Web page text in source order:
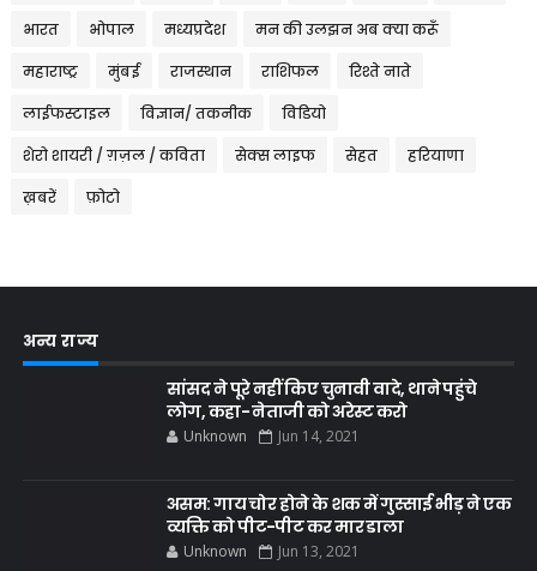
भारत भोपाल मध्यप्रदेश मन की उलझन अब क्या करूँ
महाराष्ट्र मुंबई राजस्थान राशिफल रिश्ते नाते
लाईफस्टाइल विज्ञान/ तकनीक विडियो
शेरो शायरी / ग़ज़ल / कविता सेक्स लाइफ सेहत हरियाणा
ख़बरें फ़ोटो
अन्य राज्य
सांसद ने पूरे नहीं किए चुनावी वादे, थाने पहुंचे
लोग, कहा- नेताजी को अरेस्ट करो
Unknown Jun 14, 2021
असम: गाय चोर होने के शक में गुस्साई भीड़ ने एक
व्यक्ति को पीट-पीट कर मार डाला
Unknown Jun 13, 2021